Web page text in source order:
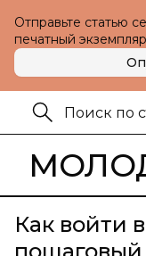
Отправьте статью
печатный
Как войти